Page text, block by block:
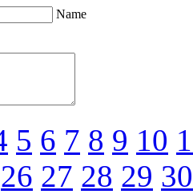
Name
5 6 7 8 9 10
26 27 28 29 30